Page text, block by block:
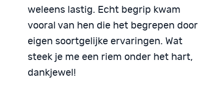
weleens lastig. Echt begrip kwam
vooral van hen die het begrepen door
eigen soortgelijke ervaringen. Wat
steek je me een riem onder het hart,
dankjewel!